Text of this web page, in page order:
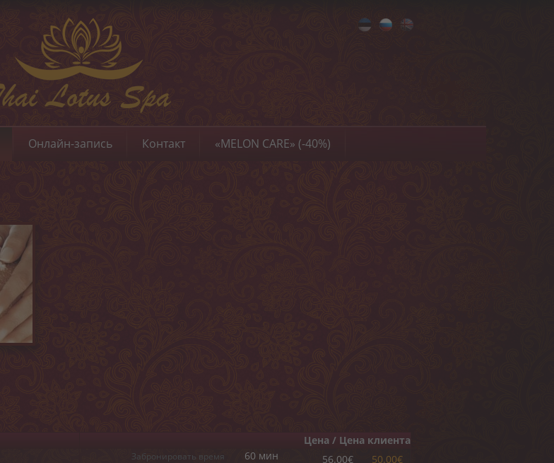
Eesti
Онлайн-запись Контакт «MELON CARE» (-40%)
Цена / Цена клиента
Забронировать время 60 мин 56.00€ 50.00€